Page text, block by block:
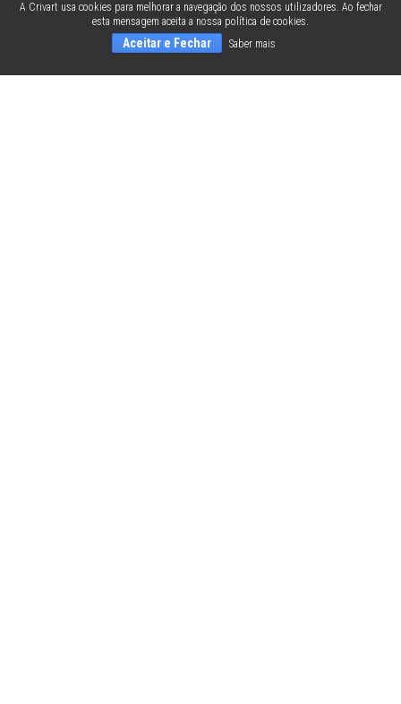
A Crivart usa cookies para melhorar a navegação dos nossos utilizadores. Ao fechar
esta mensagem aceita a nossa política de cookies.
Aceitar e Fechar Saber mais